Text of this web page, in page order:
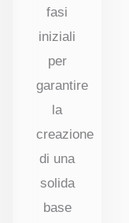
fasi
iniziali
per
garantire
la
creazione
di una
solida
base